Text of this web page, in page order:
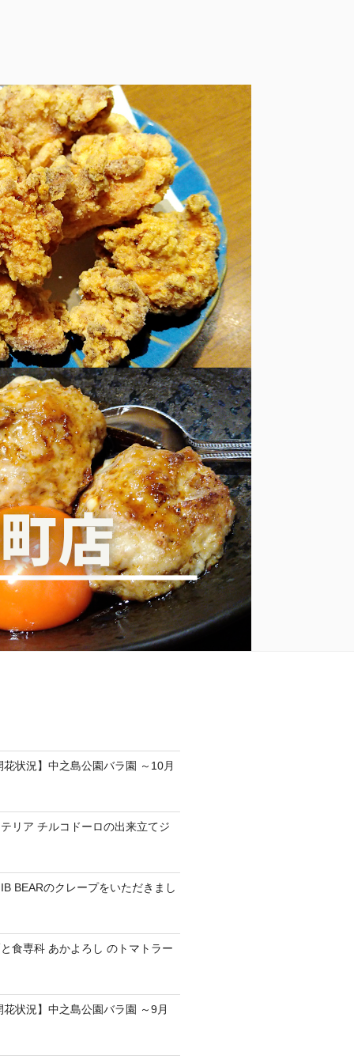
花状況】中之島公園バラ園 ～10月
テリア チルコドーロの出来立てジ
BEARのクレープをいただきまし
と食専科 あかよろし のトマトラー
花状況】中之島公園バラ園 ～9月